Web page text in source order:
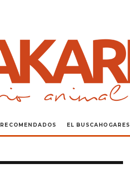
RECOMENDADOS EL BUSCAHOGARES